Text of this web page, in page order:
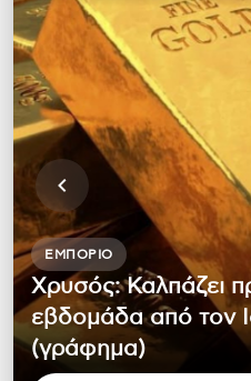
ΕΜΠΌΡΙΟ
Χρυσός: Καλπάζει
εβδομάδα από τον
(γράφημα)